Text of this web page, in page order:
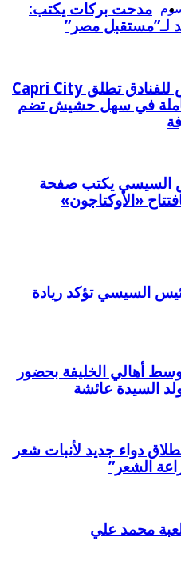
مدحت بركات يكتب:
لـ”مستقبل مصر”
مجموعة بيك الباتروس للفنادق تطلق Capri City
في سهل حشيش تضم
السيسي يكتب صفحة
«الأوكتاجون»
السيسي تؤكد ريادة
أهالي الخليفة بحضور
السيدة عائشة
دواء جديد لأنبات شعر
الشعر”
محمد علي